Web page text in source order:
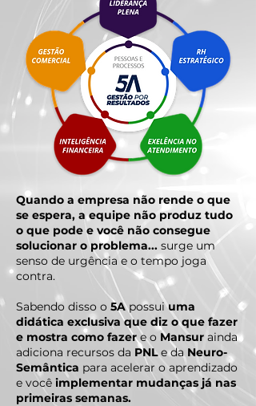
Quando a empresa não rende o que
se espera, a equipe não produz tudo
o que pode e você não consegue
solucionar o problema... surge um
senso de urgência e o tempo joga
contra.
Sabendo disso o 5Apossuiuma
didática exclusiva que diz o que fazer
e mostra como fazere o Mansur ainda
adiciona recursos da PNLe da Neuro-
Semântica para acelerar o aprendizado
e você implementar mudanças já nas
primeiras semanas.